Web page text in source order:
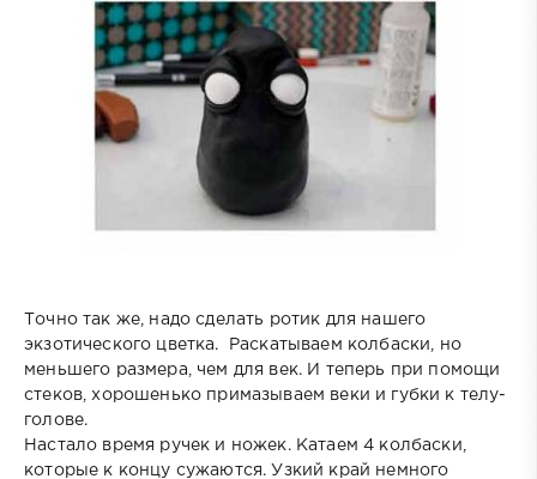
Точно так же, надо сделать ротик для нашего
экзотического цветка. Раскатываем колбаски, но
меньшего размера, чем для век. И теперь при помощи
стеков, хорошенько примазываем веки и губки к телу-
голове.
Настало время ручек и ножек. Катаем 4 колбаски,
которые к концу сужаются. Узкий край немного